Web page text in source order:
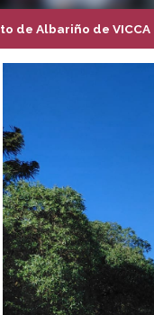
de Albariño de VICCA